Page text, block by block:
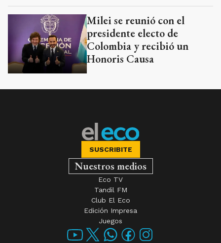
Milei se reunió con el
presidente electo de
Colombia y recibió un
Honoris Causa
SUSCRIBITE
Nuestros medios
Eco TV
Tandil FM
Club El Eco
Edición Impresa
Juegos